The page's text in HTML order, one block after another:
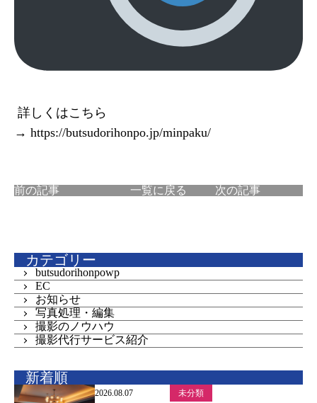
詳しくはこちら
→ https://butsudorihonpo.jp/minpaku/
前の記事 一覧に戻る 次の記事
カテゴリー
butsudorihonpowp
EC
お知らせ
写真処理・編集
撮影のノウハウ
撮影代行サービス紹介
新着順
2026.08.07 未分類